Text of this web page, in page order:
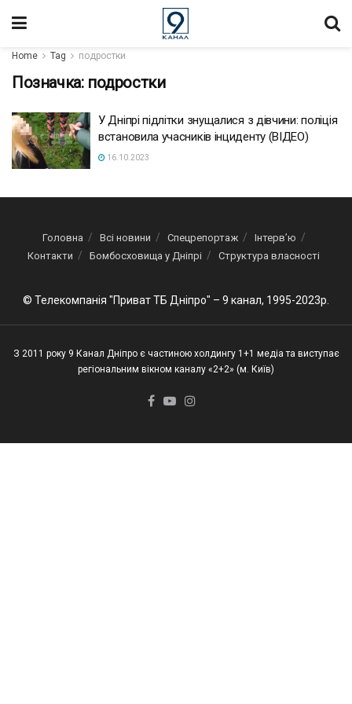
Home Tag подростки
Позначка: подростки
У Дніпрі підлітки знущалися з дівчини: поліція
встановила учасників інциденту (ВІДЕО)
16.10.2023
Головна Всі новини Спецрепортаж
Інтерв’ю
Контакти
Бомбосховища у Дніпрі Структура власності
© Телекомпанія "Приват ТБ Дніпро" – 9 канал, 1995-2023р.
З 2011 року 9 Канал Дніпро є частиною холдингу 1+1 медіа та виступає
регіональним вікном каналу «2+2» (м. Київ)